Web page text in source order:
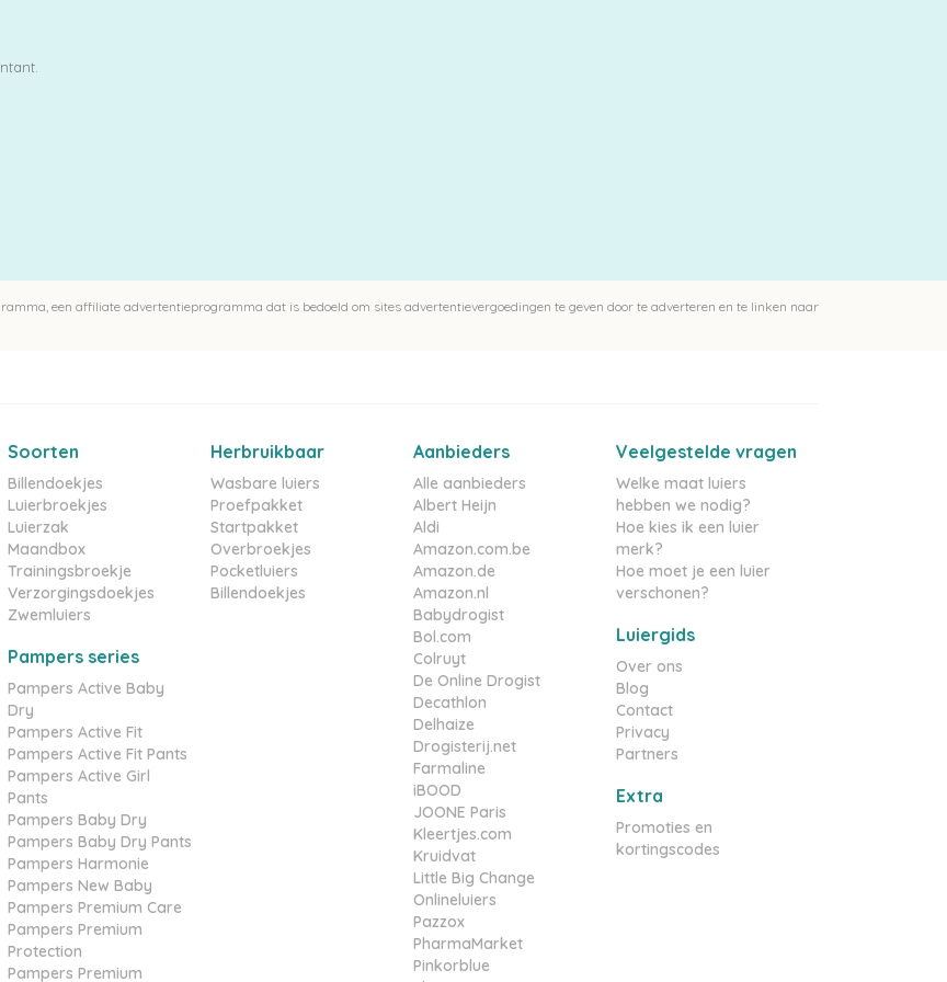
een affiliate advertentieprogramma dat is bedoeld om sites advertentievergoedingen te geven door te adverteren en te linken naar
Soorten
Billendoekjes
Luierbroekjes
Luierzak
Maandbox
Trainingsbroekje
Verzorgingsdoekjes
Zwemluiers
Pampers series
Pampers Active Baby
Dry
Pampers Active Fit
Pampers Active Fit Pants
Pampers Active Girl
Pants
Pampers Baby Dry
Pampers Baby Dry Pants
Pampers Harmonie
Pampers New Baby
Pampers Premium Care
Pampers Premium
Protection
Pampers Premium
Herbruikbaar
Wasbare luiers
Proefpakket
Startpakket
Overbroekjes
Pocketluiers
Billendoekjes
Aanbieders
Alle aanbieders
Albert Heijn
Aldi
Amazon.com.be
Amazon.de
Amazon.nl
Babydrogist
Bol.com
Colruyt
De Online Drogist
Decathlon
Delhaize
Drogisterij.net
Farmaline
iBOOD
JOONE Paris
Kleertjes.com
Kruidvat
Little Big Change
Onlineluiers
Pazzox
PharmaMarket
Pinkorblue
Veelgestelde vragen
Welke maat luiers
hebben we nodig?
Hoe kies ik een luier
merk?
Hoe moet je een luier
verschonen?
Luiergids
Over ons
Blog
Contact
Privacy
Partners
Extra
Promoties en
kortingscodes